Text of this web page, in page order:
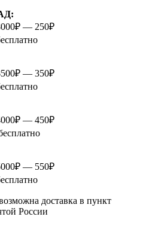
— 250₽
— 350₽
— 450₽
— 550₽
доставка в пункт
России